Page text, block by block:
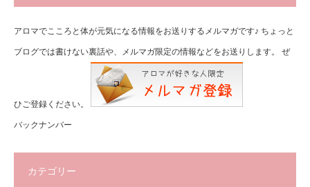
アロマでこころと体が元気になる情報をお送りするメルマガです♪ ちょっと
ブログでは書けない裏話や、メルマガ限定の情報などをお送りします。 ぜ
ひご登録ください。
バックナンバー
カテゴリー